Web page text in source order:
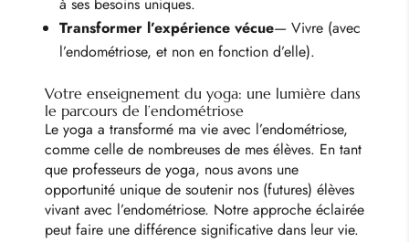
Transformer l’expérience vécue— Vivre (avec
l’endométriose, et non en fonction d’elle).
Votre enseignement du yoga: une lumière dans
le parcours de l’endométriose
Le yoga a transformé ma vie avec l’endométriose,
comme celle de nombreuses de mes élèves. En tant
que professeurs de yoga, nous avons une
opportunité unique de soutenir nos (futures) élèves
vivant avec l’endométriose. Notre approche éclairée
peut faire une différence significative dans leur vie.